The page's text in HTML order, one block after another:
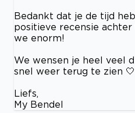
Bedankt dat je de tijd
positieve recensie
we enorm!
We wensen je heel veel
snel weer terug te zien 🤍
Liefs,
My Bendel